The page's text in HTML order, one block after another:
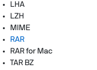
LHA
LZH
MIME
RAR
RAR for Mac
TAR BZ